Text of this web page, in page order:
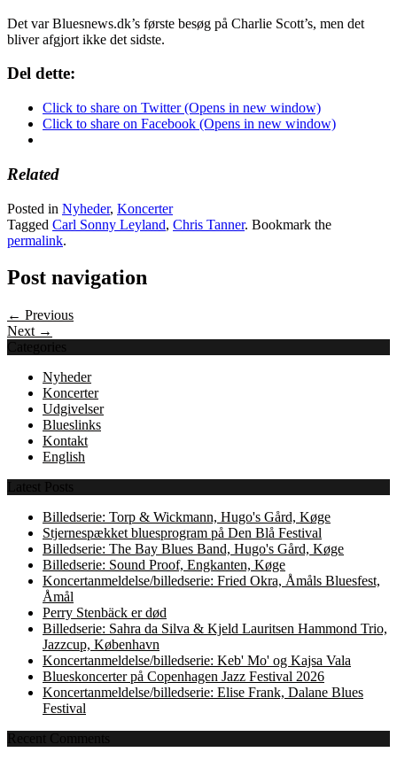
Det var Bluesnews.dk’s første besøg på Charlie Scott’s, men det
bliver afgjort ikke det sidste.
Del dette:
Click to share on Twitter (Opens in new window)
Click to share on Facebook (Opens in new window)
Related
Posted in Nyheder, Koncerter
Tagged Carl Sonny Leyland, Chris Tanner. Bookmark the
permalink.
Post navigation
← Previous
Next →
Categories
Nyheder
Koncerter
Udgivelser
Blueslinks
Kontakt
English
Latest Posts
Billedserie: Torp & Wickmann, Hugo's Gård, Køge
Stjernespækket bluesprogram på Den Blå Festival
Billedserie: The Bay Blues Band, Hugo's Gård, Køge
Billedserie: Sound Proof, Engkanten, Køge
Koncertanmeldelse/billedserie: Fried Okra, Åmåls Bluesfest,
Åmål
Perry Stenbäck er død
Billedserie: Sahra da Silva & Kjeld Lauritsen Hammond Trio,
Jazzcup, København
Koncertanmeldelse/billedserie: Keb' Mo' og Kajsa Vala
Blueskoncerter på Copenhagen Jazz Festival 2026
Koncertanmeldelse/billedserie: Elise Frank, Dalane Blues
Festival
Recent Comments